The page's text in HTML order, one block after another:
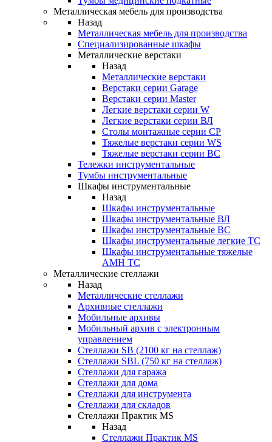
Металлическая мебель для производства
Назад
Металлическая мебель для производства
Cпециализированные шкафы
Металлические верстаки
Назад
Металлические верстаки
Верстаки серии Garage
Верстаки серии Master
Легкие верстаки серии W
Легкие верстаки серии ВЛ
Столы монтажные серии СР
Тяжелые верстаки серии WS
Тяжелые верстаки серии ВС
Тележки инструментальные
Тумбы инструментальные
Шкафы инструментальные
Назад
Шкафы инструментальные
Шкафы инструментальные ВЛ
Шкафы инструментальные ВС
Шкафы инструментальные легкие ТС
Шкафы инструментальные тяжелые
AMH TC
Металлические стеллажи
Назад
Металлические стеллажи
Архивные стеллажи
Мобильные архивы
Мобильный архив с электронным
управлением
Стеллажи SB (2100 кг на стеллаж)
Стеллажи SBL (750 кг на стеллаж)
Стеллажи для гаража
Стеллажи для дома
Стеллажи для инструмента
Стеллажи для складов
Стеллажи Практик MS
Назад
Стеллажи Практик MS